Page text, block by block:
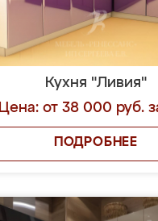
Кухня "Ливия"
Цена: от 38 000 руб.
ПОДРОБНЕЕ